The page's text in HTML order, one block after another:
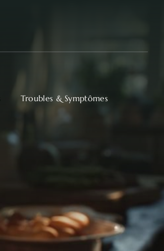
Troubles & Symptômes